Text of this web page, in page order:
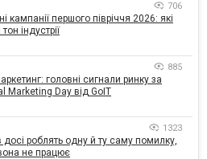
706
кампанії першого півріччя 2026: які
індустрії
885
головні сигнали ринку за
Marketing Day від GoIT
1323
досі роблять одну й ту саму помилку,
не працює